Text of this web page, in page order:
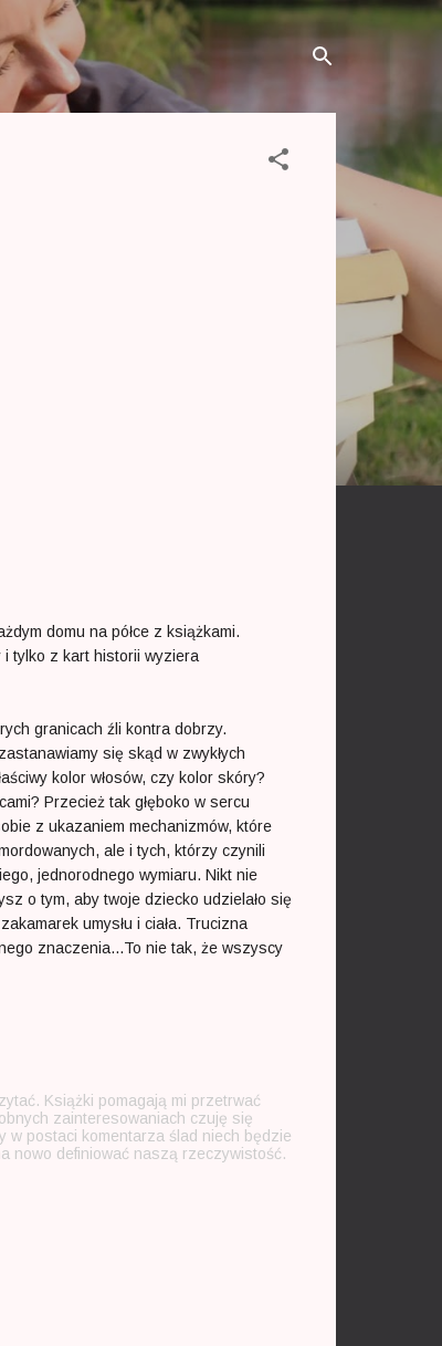
domu na półce z książkami.
i tylko z kart historii wyziera
granicach źli kontra dobrzy.
się skąd w zwykłych
kolor włosów, czy kolor skóry?
Przecież tak głęboko w sercu
z ukazaniem mechanizmów, które
ale i tych, którzy czynili
jednorodnego wymiaru. Nikt nie
o tym, aby twoje dziecko udzielało się
umysłu i ciała. Trucizna
znaczenia...To nie tak, że wszyscy
Książki pomagają mi przetrwać
zainteresowaniach czuję się
w postaci komentarza ślad niech będzie
nowo definiować naszą rzeczywistość.